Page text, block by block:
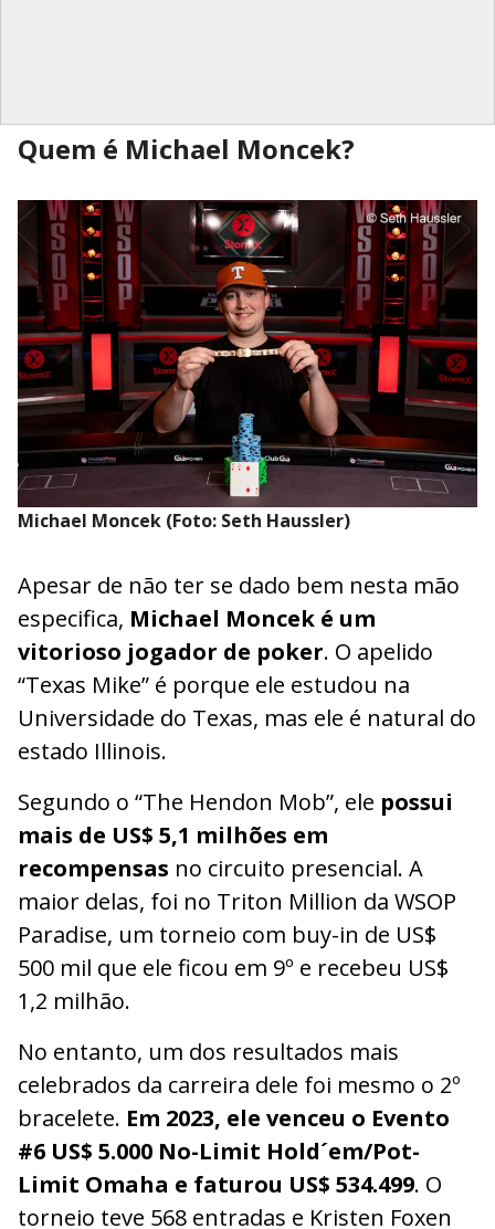
Quem é Michael Moncek?
Michael Moncek (Foto: Seth Haussler)
Apesar de não ter se dado bem nesta mão
especifica, Michael Moncek é um
vitorioso jogador de poker. O apelido
“Texas Mike” é porque ele estudou na
Universidade do Texas, mas ele é natural do
estado Illinois.
Segundo o “The Hendon Mob”, ele possui
mais de US$ 5,1 milhões em
recompensas no circuito presencial. A
maior delas, foi no Triton Million da WSOP
Paradise, um torneio com buy-in de US$
500 mil que ele ficou em 9º e recebeu US$
1,2 milhão.
No entanto, um dos resultados mais
celebrados da carreira dele foi mesmo o 2º
bracelete. Em 2023, ele venceu o Evento
#6 US$ 5.000 No-Limit Hold´em/Pot-
Limit Omaha e faturou US$ 534.499. O
torneio teve 568 entradas e Kristen Foxen